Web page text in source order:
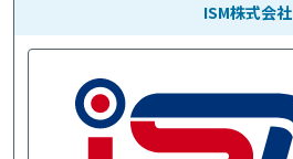
ISM株式会社